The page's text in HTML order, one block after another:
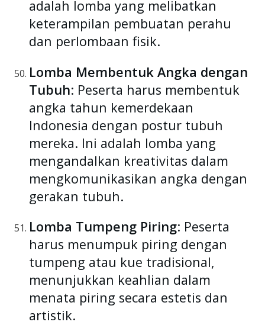
adalah lomba yang melibatkan
keterampilan pembuatan perahu
dan perlombaan fisik.
Lomba Membentuk Angka dengan
Tubuh: Peserta harus membentuk
angka tahun kemerdekaan
Indonesia dengan postur tubuh
mereka. Ini adalah lomba yang
mengandalkan kreativitas dalam
mengkomunikasikan angka dengan
gerakan tubuh.
Lomba Tumpeng Piring: Peserta
harus menumpuk piring dengan
tumpeng atau kue tradisional,
menunjukkan keahlian dalam
menata piring secara estetis dan
artistik.